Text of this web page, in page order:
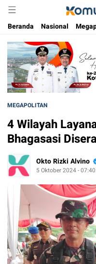
Media
Beranda
Nasional
MEGAPOLITAN
4 Wilayah
Bhagasasi
Okto Rizki Alvino
5 Oktober 2024 - 07:40